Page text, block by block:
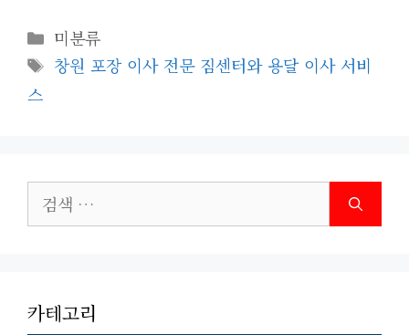
카
테
미분류
태
창원 포장 이사 전문 짐센터와 용달 이사 서비
스
색:
카테고리